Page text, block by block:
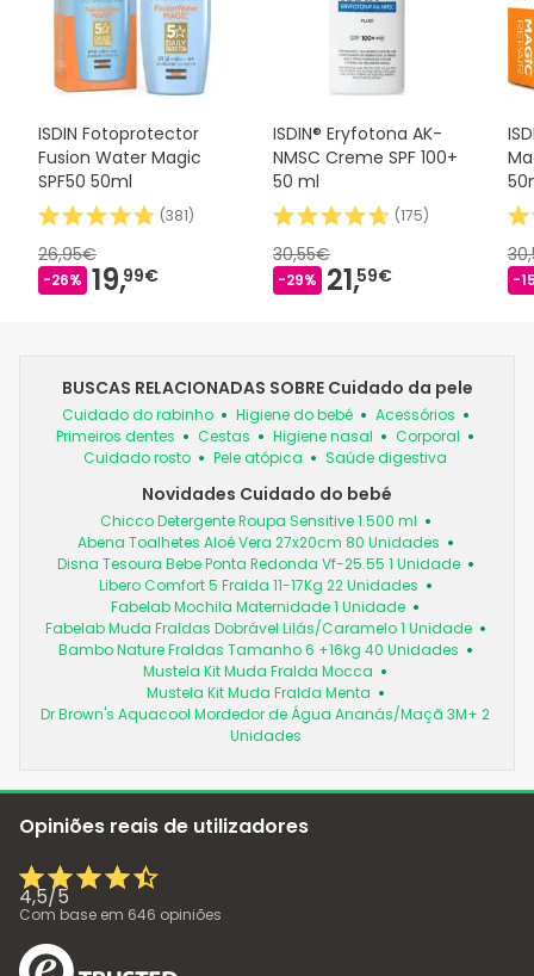
ISDIN Fotoprotector
Fusion Water Magic
SPF50 50ml
(381)
26,95€
-26% 19,99€
ISDIN® Eryfotona AK-
NMSC Creme SPF 100+
50 ml
(175)
30,55€
-29% 21,59€ -
BUSCAS RELACIONADAS SOBRE Cuidado da pele
Cuidado do rabinho Higiene do bebé
Acessórios
Primeiros dentes
Cestas Higiene nasal
Corporal
Cuidado rosto
Pele atópica Saúde digestiva
Novidades Cuidado do bebé
Chicco Detergente Roupa Sensitive 1.500 ml
Abena Toalhetes Aloé Vera 27x20cm 80 Unidades
Disna Tesoura Bebe Ponta Redonda Vf-25.55 1 Unidade
Libero Comfort 5 Fralda 11-17Kg 22 Unidades
Fabelab Mochila Maternidade 1 Unidade
Fabelab Muda Fraldas Dobrável Lilás/Caramelo 1 Unidade
Bambo Nature Fraldas Tamanho 6 +16kg 40 Unidades
Mustela Kit Muda Fralda Mocca
Mustela Kit Muda Fralda Menta
Dr Brown's Aquacool Mordedor de Água Ananás/Maçã 3M+ 2
Unidades
Opiniões reais de utilizadores
4,5/5
Com base em 646 opiniões